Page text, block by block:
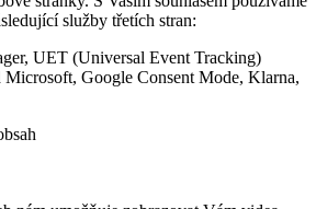
služby třetích stran:
UET (Universal Event Tracking)
Microsoft, Google Consent Mode, Klarna,